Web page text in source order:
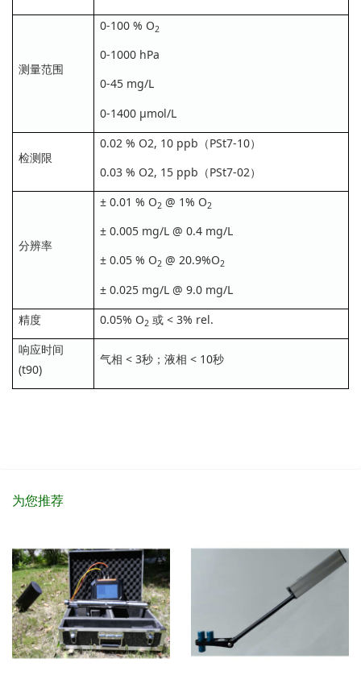
测量范围
0-100 % O2
0-1000 hPa
0-45 mg/L
0-1400 μmol/L
检测限
0.02 % O2, 10 ppb（PSt7-10）
0.03 % O2, 15 ppb（PSt7-02）
分辨率
± 0.01 % O2 @ 1% O2
± 0.005 mg/L @ 0.4 mg/L
± 0.05 % O2 @ 20.9%O2
± 0.025 mg/L @ 9.0 mg/L
精度
0.05% O2 或 < 3% rel.
响应时间
(t90)
气相 < 3秒；液相 < 10秒
为您推荐